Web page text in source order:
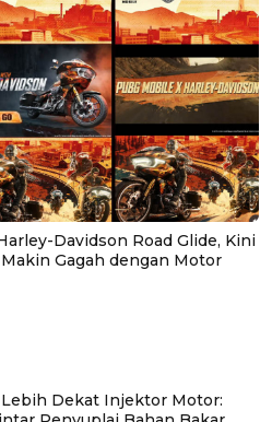
Davidson Road Glide, Kini
Gagah dengan Motor
Dekat Injektor Motor: